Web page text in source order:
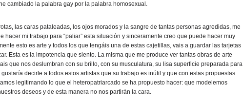
cambiado la palabra gay por la palabra homosexual.
las caras pataleadas, los ojos morados y la sangre de tantas personas agredidas, me
hacer mi trabajo para “paliar” esta situación y sinceramente creo que puede hacer muy
esto es arte y todos los que tengáis una de estas cajetillas, vais a guardar las tarjetas
Esta es la impotencia que siento. La misma que me produce ver tantas obras de arte
que nos deslumbran con su brillo, con su musculatura, su lisa superficie preparada para
decirle a todos estos artistas que su trabajo es inútil y que con estas propuestas
legitimando lo que el heteropatriarcado se ha propuesto hacer: que modelemos
deseos y de esta manera no nos partirán la cara.